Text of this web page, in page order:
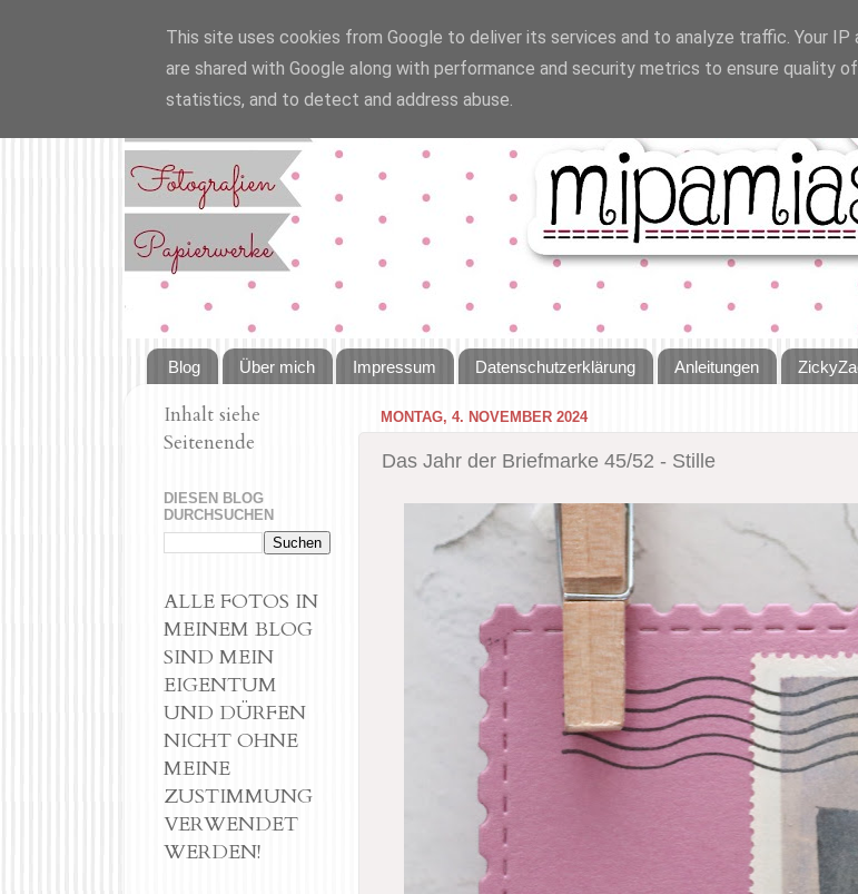
Blog Über mich Impressum Datenschutzerklärung Anleitungen
MONTAG, 4. NOVEMBER 2024
Das Jahr der Briefmarke 45/52 - Stille
Inhalt siehe
Seitenende
DIESEN BLOG
DURCHSUCHEN
ALLE FOTOS IN
MEINEM BLOG
SIND MEIN
EIGENTUM
UND DÜRFEN
NICHT OHNE
MEINE
ZUSTIMMUNG
VERWENDET
WERDEN!
This site uses cookies from Google to deliver its services and to analyze traffic. Your IP
are shared with Google along with performance and security metrics to ensure quality
statistics, and to detect and address abuse.